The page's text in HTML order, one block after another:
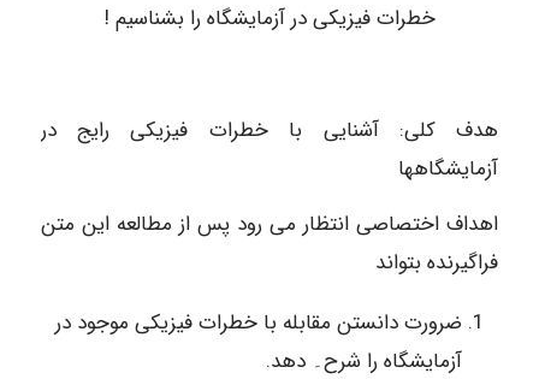
خطرات فیزیکی در آزمایشگاه را بشناسیم !
هدف کلی: آشنایی با خطرات فیزیکی رایج در
آزمایشگاهها
اهداف اختصاصی انتظار می رود پس از مطالعه این متن
فراگیرنده بتواند
ضرورت دانستن مقابله با خطرات فیزیکی موجود در
آزمایشگاه را شرح۔ دهد.